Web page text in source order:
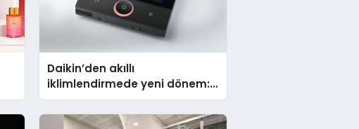
Daikin’den akıllı
iklimlendirmede yeni dönem:
Madoka Plus Türkiye’de